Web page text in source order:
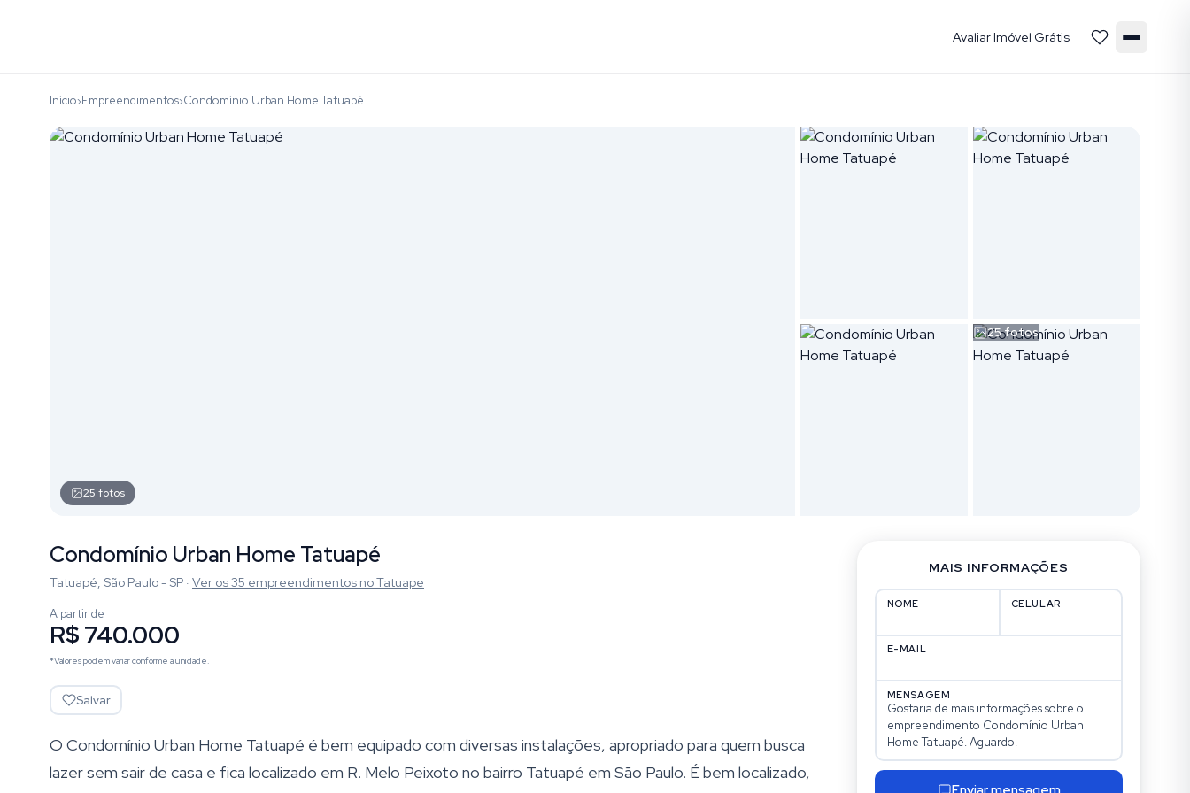
Avaliar Imóvel Grátis
Início›Empreendimentos›Condomínio Urban Home Tatuapé
25 fotos
25fotos
Condomínio Urban Home Tatuapé
Tatuapé, São Paulo - SP · Ver os35 empreendimentos no Tatuape
A partir de
R$ 740.000
*Valores podem variar conforme a unidade.
Salvar
O Condomínio Urban Home Tatuapé é bem equipado com diversas instalações, apropriado para quem busca
lazer sem sair de casa e fica localizado em R. Melo Peixoto no bairro Tatuapé em São Paulo. É bem localizado,
MAIS INFORMAÇÕES
NOME CELULAR
E-MAIL
MENSAGEM